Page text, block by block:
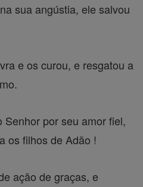
sua angústia, ele salvou
e os curou, e resgatou a
Senhor por seu amor fiel,
os filhos de Adão !
ação de graças, e